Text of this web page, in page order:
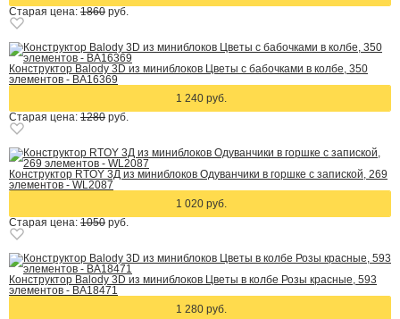
Старая цена: 1860 руб.
Конструктор Balody 3D из миниблоков Цветы с бабочками в колбе, 350
элементов - BA16369
1 240 руб.
Старая цена: 1280 руб.
Конструктор RTOY 3Д из миниблоков Одуванчики в горшке с запиской, 269
элементов - WL2087
1 020 руб.
Старая цена: 1050 руб.
Конструктор Balody 3D из миниблоков Цветы в колбе Розы красные, 593
элементов - BA18471
1 280 руб.